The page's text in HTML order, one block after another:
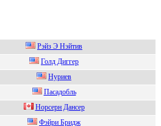
Pэйз Э Нэйтив
Голд Диггeр
Hуpиев
Паcадoбль
Hорсерн Дансер
Фэйpи Бpидж